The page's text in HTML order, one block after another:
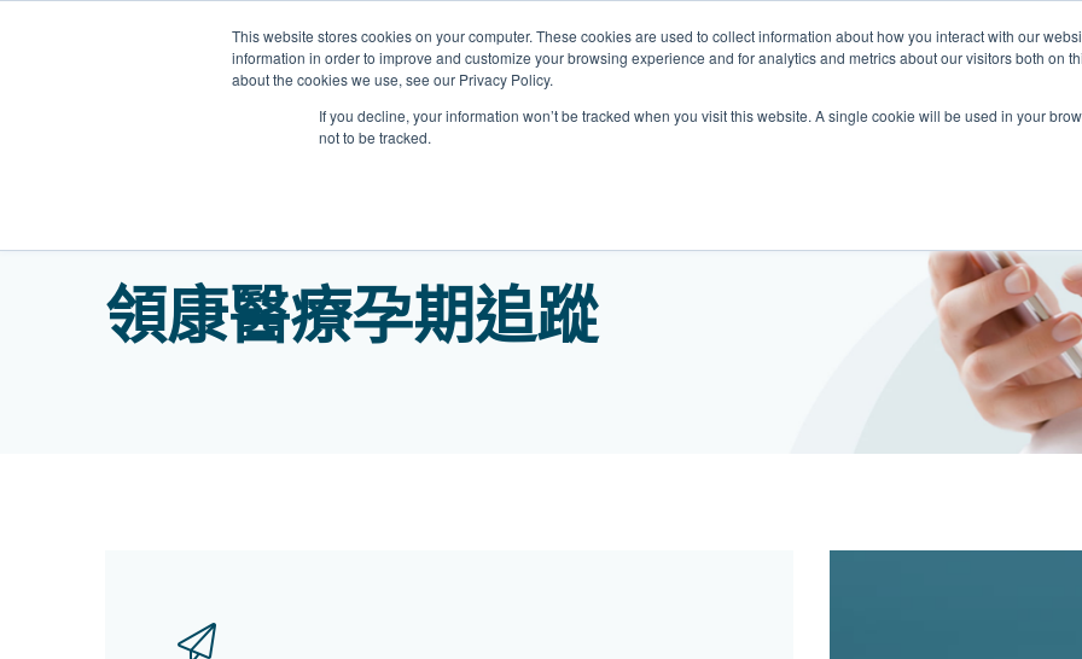
This website stores cookies on your computer. These cookies are used to collect information about how you interact with our
information in order to improve and customize your browsing experience and for analytics and metrics about our visitors both on
about the cookies we use, see our Privacy Policy.
If you decline, your information won’t be tracked when you visit this website. A single cookie will be used in your
not to be tracked.
關於我們 我們的診所
香港中環德己立街1號
世紀廣場5樓
淺水灣診所
淺水灣海灘道28號
The Pulse 2樓212號舖
香港新界壁屋清水灣道碧翠路牛奶
公司購物中心1樓 6,7A,7B,8室
香港中環德己立街1號
世紀廣場6樓
淺水灣診所
淺水灣海灘道28號
The Pulse 2樓212號舖
香港中環皇后大道中16–18號新世界大
廈
淺水灣診所
淺水灣海灘道28號
The Pulse 2樓212號舖
領康
香港中環德己立街1號世紀廣場地庫一
香港
樓
后大道中16–18號新世
Clinic
香港中環德己立街1號世紀廣場地
香港中環德己立街1號世紀廣場地
庫一樓
中環普通科門診
香港中環德己立街1號
世紀廣場5樓
香港中環德己立街1號世紀廣場地庫一
淺水
淺水
香港中環德己立街1號世紀廣場地庫一
樓
思康心理健康診所
香港中環德己立街1號
世紀廣場6樓
計劃 資源 最
我們的醫護團隊
領康醫療孕期追蹤